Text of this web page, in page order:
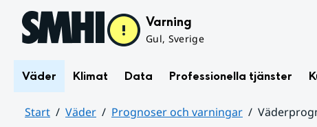
Hoppa till sidans innehåll Varning
Gul, Sverige
Väder Klimat Data Professionella tjänster
Start Väder Prognoser och varningar
varningar